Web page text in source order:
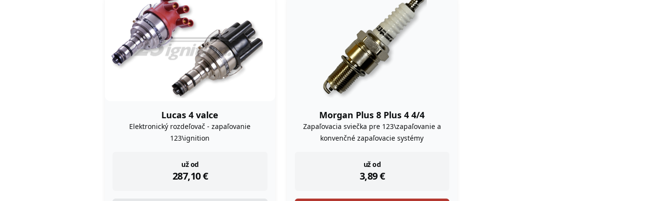
Lucas 4 valce
Elektronický rozdeľovač - zapaľovanie
123\ignition
už od
287,10€
instock
Morgan Plus 8 Plus 4 4/4
Zapaľovacia sviečka pre 123\zapaľovanie a
konvenčné zapaľovacie systémy
už od
3,89€
instock